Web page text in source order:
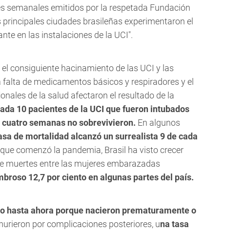
semanales emitidos por la respetada Fundación
ciudades brasileñas experimentaron el
en las instalaciones de la UCI".
consiguiente hacinamiento de las UCI y las
de medicamentos básicos y respiradores y el
de la salud afectaron el resultado de la
10 pacientes de la UCI que fueron intubados
semanas no sobrevivieron. En algunos
de mortalidad alcanzó un surrealista 9 de cada
comenzó la pandemia, Brasil ha visto crecer
muertes entre las mujeres embarazadas
12,7 por ciento en algunas partes del país.
hasta ahora porque nacieron prematuramente o
por complicaciones posteriores, una tasa